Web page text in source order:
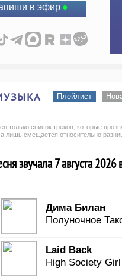
в эфир
Плейлист
только список треков, которые
а лишь смещается относительно
звучала 7 августа 2026
Дима Билан
Полуночное
Laid Back
High Society Girl